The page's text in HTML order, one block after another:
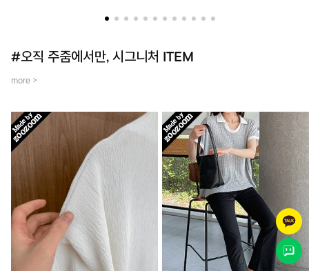
#오직 주줌에서만, 시그니처 ITEM
more >